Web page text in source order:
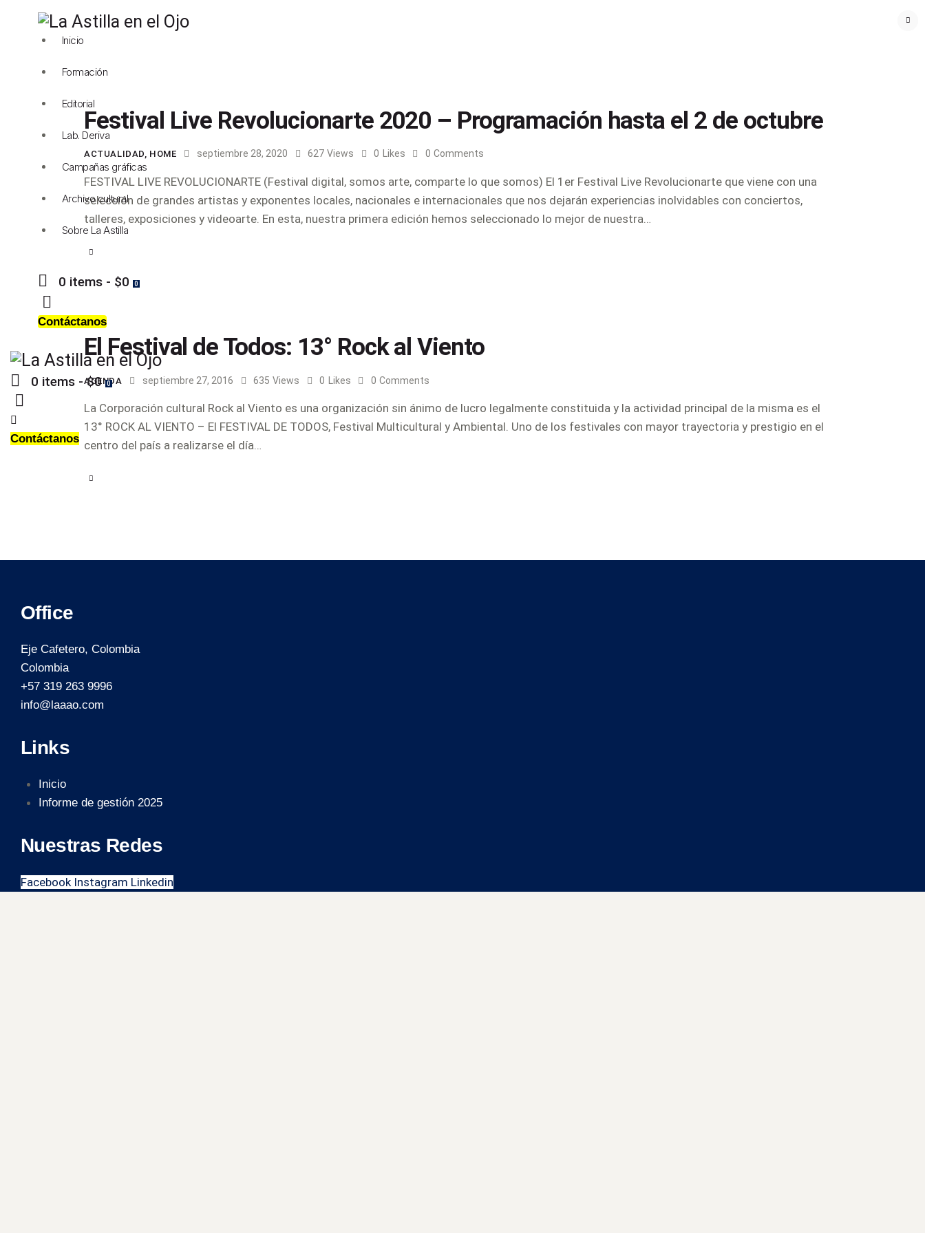
Inicio
Formación
Editorial
Lab. Deriva
Campañas gráficas
Archivo cultural
Sobre La Astilla
0 items- $0 0
Contáctanos
0 items-$0 0
Contáctanos
Festival Live Revolucionarte 2020 – Programación hasta el 2 de octubre
ACTUALIDAD, HOME septiembre 28, 2020 627 Views 0 Likes 0 Comments
FESTIVAL LIVE REVOLUCIONARTE (Festival digital, somos arte, comparte lo que somos) El 1er Festival Live Revolucionarte que viene con una
selección de grandes artistas y exponentes locales, nacionales e internacionales que nos dejarán experiencias inolvidables con conciertos,
talleres, exposiciones y videoarte. En esta, nuestra primera edición hemos seleccionado lo mejor de nuestra…
El Festival de Todos: 13° Rock al Viento
AGENDA septiembre 27, 2016 635 Views 0 Likes 0 Comments
La Corporación cultural Rock al Viento es una organización sin ánimo de lucro legalmente constituida y la actividad principal de la misma es el
13° ROCK AL VIENTO – El FESTIVAL DE TODOS, Festival Multicultural y Ambiental. Uno de los festivales con mayor trayectoria y prestigio en el
centro del país a realizarse el día…
Office
Eje Cafetero, Colombia
Colombia
+57 319 263 9996
info@laaao.com
Links
Inicio
Informe de gestión 2025
Nuestras Redes
Facebook Instagram Linkedin